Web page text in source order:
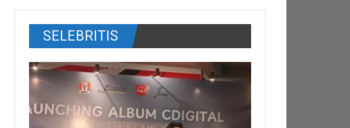
SELEBRITIS